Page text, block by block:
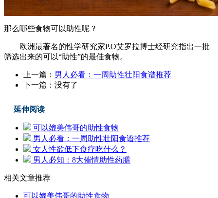
那么哪些食物可以助性呢？
欧洲最著名的性学研究家P.O艾罗拉博士经研究指出一批
筛选出来的可以“助性”的最佳食物。
上一篇： 男人必看：一周助性壮阳食谱推荐
下一篇：没有了
延伸阅读
可以媲美伟哥的助性食物
男人必看：一周助性壮阳食谱推荐
女人性欲低下食疗吃什么？
男人必知：8大催情助性药膳
相关文章推荐
可以媲美伟哥的助性食物